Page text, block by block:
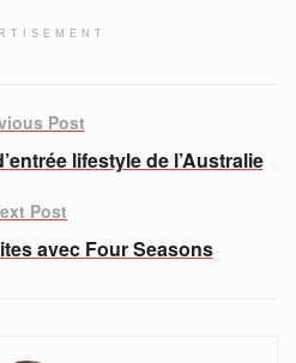
Post
lifestyle de l’Australie
Post
avec Four Seasons